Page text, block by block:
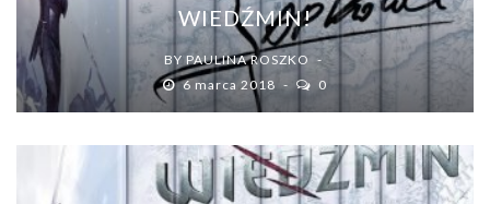
WIEDŹMIN!
BY PAULINA ROSZKO
6 marca 2018
0